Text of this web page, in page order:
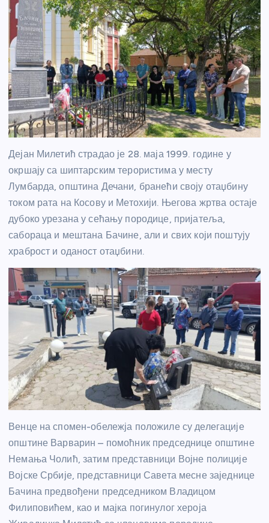
Дејан Милетић страдао је 28. маја 1999. године у
окршају са шиптарским терористима у месту
Лумбарда, општина Дечани, бранећи своју отаџбину
током рата на Косову и Метохији. Његова жртва остаје
дубоко урезана у сећању породице, пријатеља,
сабораца и мештана Бачине, али и свих који поштују
храброст и оданост отаџбини.
Венце на спомен-обележја положиле су делегације
општине Варварин – помоћник председнице општине
Немања Чолић, затим представници Војне полиције
Војске Србије, представници Савета месне заједнице
Бачина предвођени председником Владицом
Филиповићем, као и мајка погинулог хероја